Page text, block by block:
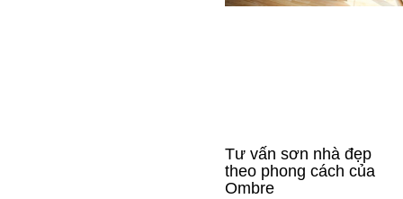
Tư vấn sơn nhà đẹp
theo phong cách của
Ombre